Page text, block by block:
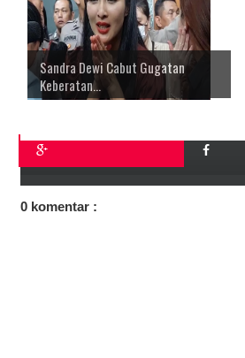
Sandra Dewi Cabut Gugatan
Keberatan...
0 komentar :